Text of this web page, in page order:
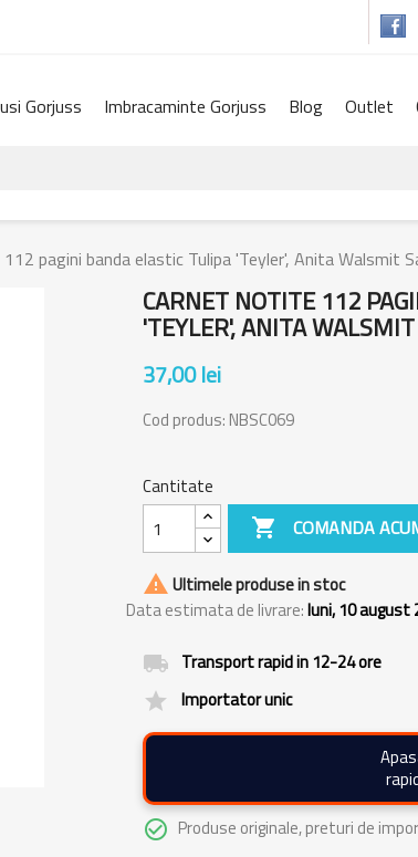
Gorjuss Imbracaminte Gorjuss Blog Outlet
pagini banda elastic Tulipa 'Teyler', Anita Walsmit
CARNET NOTITE 112
'TEYLER', ANITA
37,00 lei
Cod produs: NBSC069
Cantitate
 COMANDA
 Ultimele produse in stoc
Data estimata de livrare:luni, 10 august
local_shipping Transport rapid in 12-24 ore
grade Importator unic
check_circle_outline Produse originale, preturi de